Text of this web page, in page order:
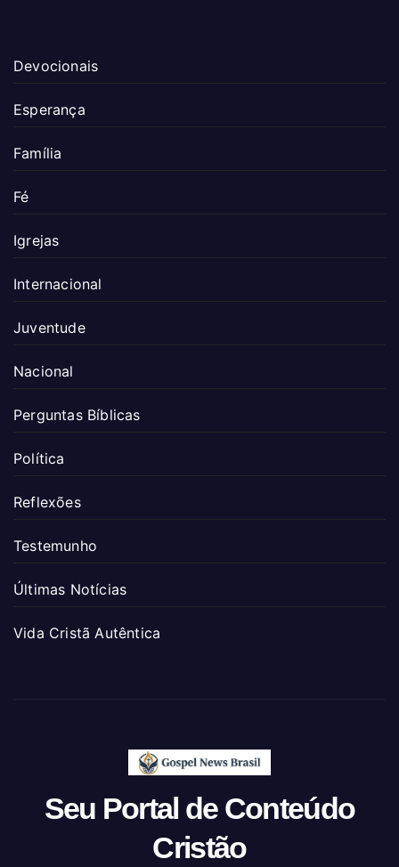
Devocionais
Esperança
Família
Fé
Igrejas
Internacional
Juventude
Nacional
Perguntas Bíblicas
Política
Reflexões
Testemunho
Últimas Notícias
Vida Cristã Autêntica
Seu Portal de Conteúdo
Cristão